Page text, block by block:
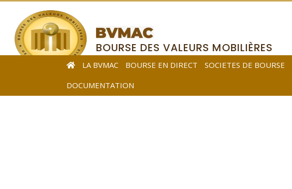
BOURSE DES VALEURS MOBILIÈRES
DE L’AFRIQUE CENTRALE
LA BVMAC BOURSE EN DIRECT SOCIETES DE BOURSE
DOCUMENTATION